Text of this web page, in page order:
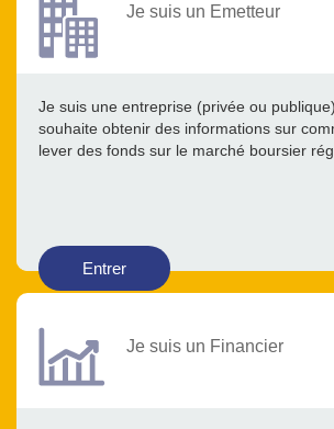
Je suis un Emetteur
Je suis une entreprise (privée ou
souhaite obtenir des informations sur
lever des fonds sur le marché boursier
Entrer
Je suis un Financier